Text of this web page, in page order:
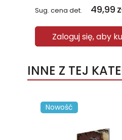
Sug. cena det. 49,99
Zaloguj się, aby
INNE Z TEJ
Nowość